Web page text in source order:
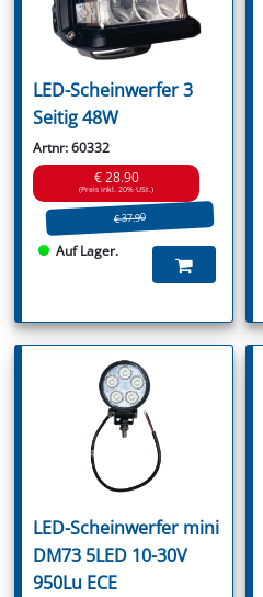
LED-Scheinwerfer 3
Seitig 48W
Artnr: 60332
€ 28.90
(Preis inkl. 20% USt.)
€ 37.90
Auf Lager.
LED-Scheinwerfer mini
DM73 5LED 10-30V
950Lu ECE